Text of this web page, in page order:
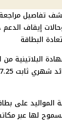
تفاصيل مراجعة
البطاقة
البلاتينية من
17.25% وحساب الأرباح
لها عبر